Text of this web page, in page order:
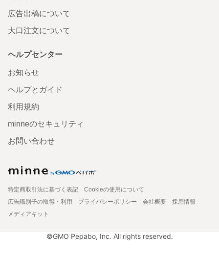
広告出稿について
大口注文について
ヘルプセンター
お知らせ
ヘルプとガイド
利用規約
minneのセキュリティ
お問い合わせ
特定商取引法に基づく表記
Cookieの使用について
広告識別子の取得・利用
プライバシーポリシー 会社概要
採用情報
メディアキット
©GMO Pepabo, Inc. All rights reserved.